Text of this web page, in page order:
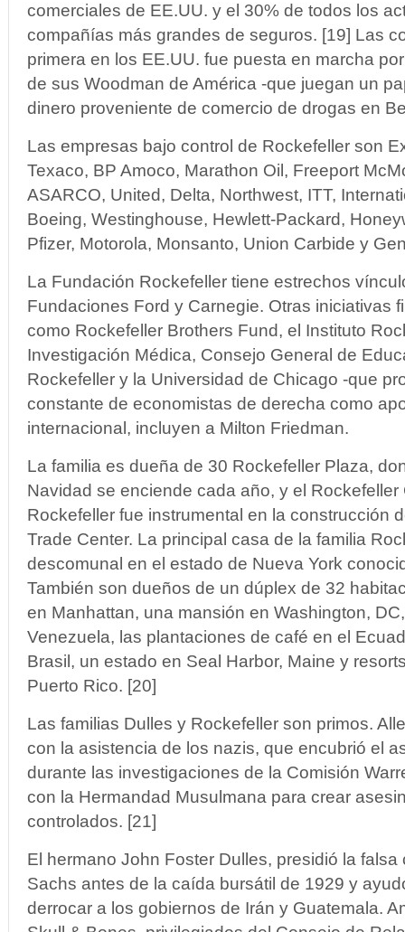
comerciales de EE.UU. y el 30% de todos los
compañías más grandes de seguros. [19] Las
primera en los EE.UU. fue puesta en marcha
de sus Woodman de América -que juegan un
dinero proveniente de comercio de drogas en
Las empresas bajo control de Rockefeller son
Texaco, BP Amoco, Marathon Oil, Freeport
ASARCO, United, Delta, Northwest, ITT,
Boeing, Westinghouse, Hewlett-Packard,
Pfizer, Motorola, Monsanto, Union Carbide y
La Fundación Rockefeller tiene estrechos
Fundaciones Ford y Carnegie. Otras iniciativas
como Rockefeller Brothers Fund, el Instituto
Investigación Médica, Consejo General de
Rockefeller y la Universidad de Chicago -que
constante de economistas de derecha como
internacional, incluyen a Milton Friedman.
La familia es dueña de 30 Rockefeller Plaza,
Navidad se enciende cada año, y el Rockefeller
Rockefeller fue instrumental en la construcción
Trade Center. La principal casa de la familia
descomunal en el estado de Nueva York
También son dueños de un dúplex de 32
en Manhattan, una mansión en Washington,
Venezuela, las plantaciones de café en el
Brasil, un estado en Seal Harbor, Maine y
Puerto Rico. [20]
Las familias Dulles y Rockefeller son primos.
con la asistencia de los nazis, que encubrió el
durante las investigaciones de la Comisión
con la Hermandad Musulmana para crear
controlados. [21]
El hermano John Foster Dulles, presidió la
Sachs antes de la caída bursátil de 1929 y
derrocar a los gobiernos de Irán y Guatemala.